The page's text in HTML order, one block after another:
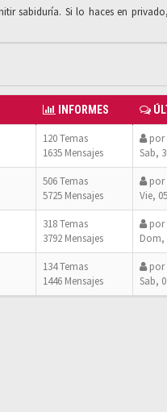
sabiduría. Si lo haces en
INFORMES
120 Temas
1635 Mensajes
por
Sab,
506 Temas
5725 Mensajes
por
Vie,
318 Temas
3792 Mensajes
por
Dom,
134 Temas
1446 Mensajes
por
Sab,